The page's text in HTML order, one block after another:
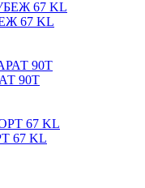
67 KL
90T
67 KL